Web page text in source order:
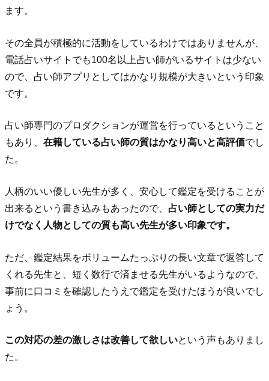
ます。
その全員が積極的に活動をしているわけではありませんが、
電話占いサイトでも100名以上占い師がいるサイトは少ない
ので、占い師アプリとしてはかなり規模が大きいという印象
です。
占い師専門のプロダクションが運営を行っているということ
もあり、 在籍している占い師の質はかなり高いと高評価でし
た。
人柄のいい優しい先生が多く、安心して鑑定を受けることが
出来るという書き込みもあったので、 占い師としての実力だ
けでなく人物としての質も高い先生が多い印象です。
ただ、鑑定結果をボリュームたっぷりの長い文章で返答して
くれる先生と、短く数行で済ませる先生がいるようなので、
事前に口コミを確認したうえで鑑定を受けたほうが良いでし
ょう。
この対応の差の激しさは改善して欲しいという声もありまし
た。